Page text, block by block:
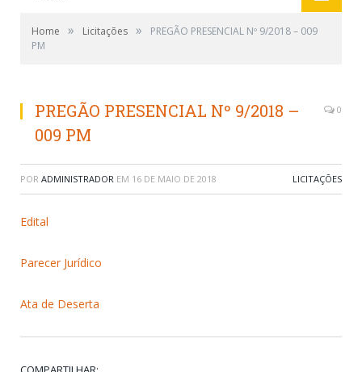
Home » Licitações »
PREGÃO PRESENCIAL Nº 9/2018 – 009
PM
PREGÃO PRESENCIAL Nº 9/2018 –
009 PM
0
POR ADMINISTRADOR EM 16 DE MAIO DE 2018 LICITAÇÕES
Edital
Parecer Jurídico
Ata de Deserta